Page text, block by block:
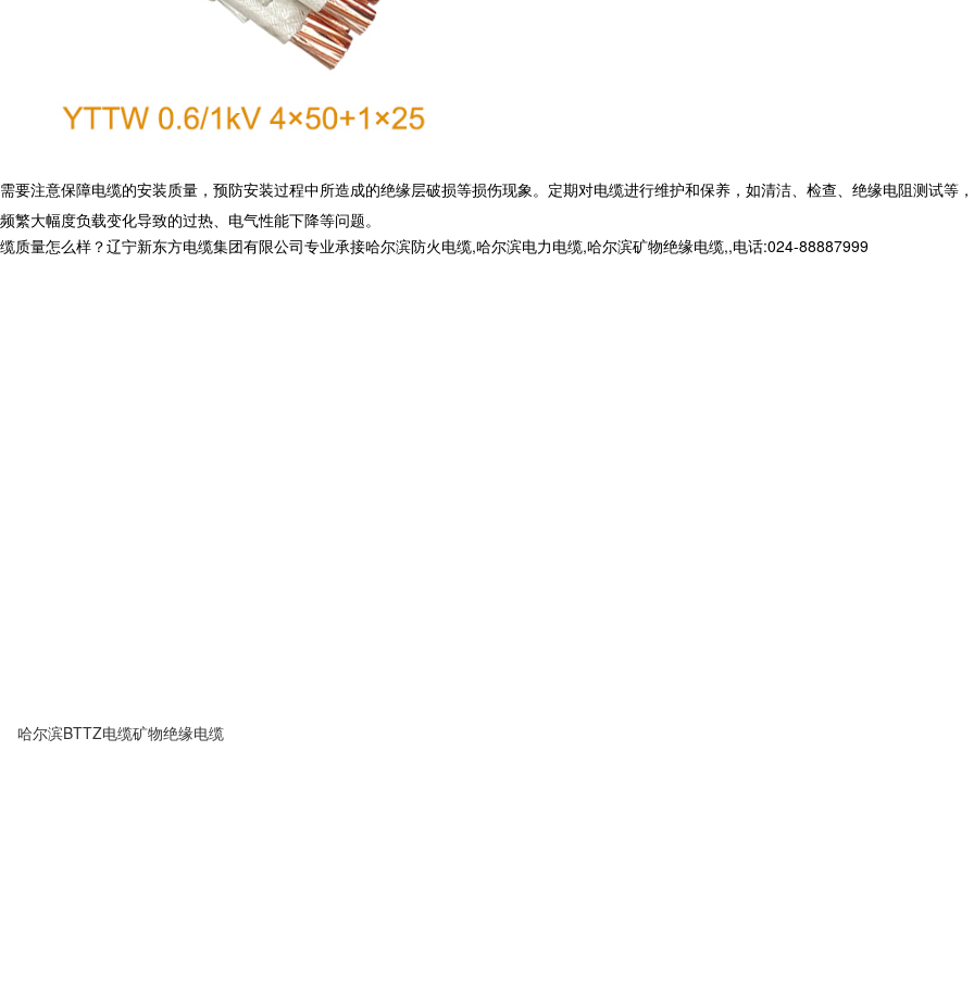
要注意保障电缆的安装质量，预防安装过程中所造成的绝缘层破损等损伤现象。定期对电缆进行维护和保养，如清洁、检查、绝缘电阻测试等，
大幅度负载变化导致的过热、电气性能下降等问题。
质量怎么样？辽宁新东方电缆集团有限公司专业承接哈尔滨防火电缆,哈尔滨电力电缆,哈尔滨矿物绝缘电缆,,电话:024-88887999
哈尔滨BTTZ电缆矿物绝缘电缆